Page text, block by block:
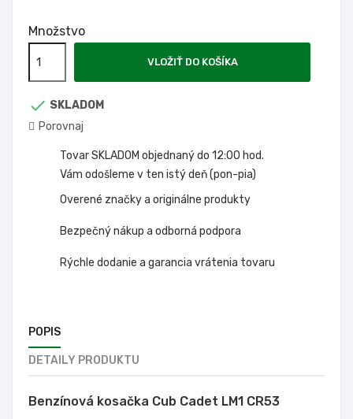
Množstvo
VLOŽIŤ DO KOŠÍKA
 SKLADOM
Porovnaj
Tovar SKLADOM objednaný do 12:00 hod.
Vám odošleme v ten istý deň (pon-pia)
Overené značky a originálne produkty
Bezpečný nákup a odborná podpora
Rýchle dodanie a garancia vrátenia tovaru
POPIS
DETAILY PRODUKTU
Benzínová kosačka Cub Cadet LM1 CR53